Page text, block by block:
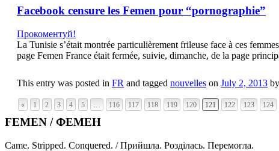
Facebook censure les Femen pour “pornographie”
Прокоментуй!
La Tunisie s’était montrée particulièrement frileuse face à ces
page Femen France était fermée, suivie, dimanche, de la page
This entry was posted in FR and tagged nouvelles on July 2, 2013 by
« 1 2 3 4 5 … 116 117 118 119 120 121 122 123 124
FEMEN / ФЕМЕН
Came. Stripped. Conquered. / Прийшла. Розділась. Перемогла.